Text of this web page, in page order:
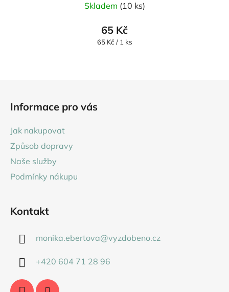
Skladem (10 ks)
65 Kč
Měrná
65 Kč / 1 ks
Informace pro vás
Jak nakupovat
Způsob dopravy
Naše služby
Podmínky nákupu
Kontakt
monika.ebertova@vyzdobeno.cz
+420 604 71 28 96